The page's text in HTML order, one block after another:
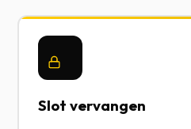
Slot vervangen